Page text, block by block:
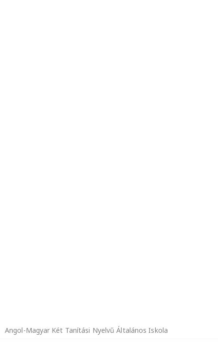
Angol-Magyar Két Tanítási Nyelvű Általános Iskola